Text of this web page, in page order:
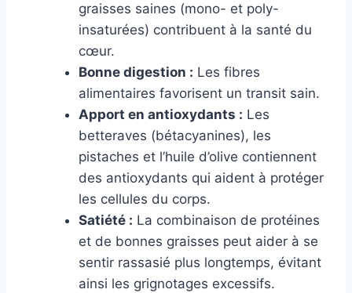
graisses saines (mono- et poly-
insaturées) contribuent à la santé du
cœur.
Bonne digestion : Les fibres
alimentaires favorisent un transit sain.
Apport en antioxydants : Les
betteraves (bétacyanines), les
pistaches et l’huile d’olive contiennent
des antioxydants qui aident à protéger
les cellules du corps.
Satiété : La combinaison de protéines
et de bonnes graisses peut aider à se
sentir rassasié plus longtemps, évitant
ainsi les grignotages excessifs.